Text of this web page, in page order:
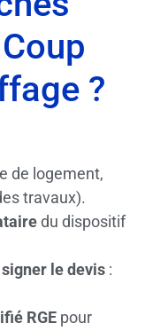
?
de logement,
travaux).
du dispositif
le devis :
RGE pour